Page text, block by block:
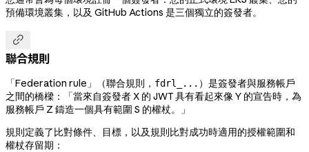
預備環境叢集，以及 GitHub Actions 是三個獨立的簽發者。

聯合規則
「Federation rule」（聯合規則， fdrl_... ）是簽發者與服務帳戶
之間的橋樑：「當來自簽發者 X 的 JWT 具有看起來像 Y 的宣告時，為
服務帳戶 Z 鑄造一個具有範圍 S 的權杖。」
規則定義了比對條件、目標，以及規則比對成功時適用的授權範圍和
權杖存留期：